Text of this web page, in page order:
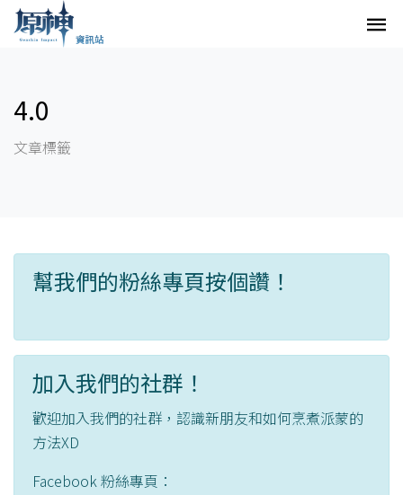
4.0
文章標籤
幫我們的粉絲專頁按個讚！
加入我們的社群！
歡迎加入我們的社群，認識新朋友和如何烹煮派蒙的
方法XD
Facebook 粉絲專頁：